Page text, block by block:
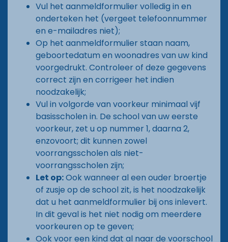
Vul het aanmeldformulier volledig in en
onderteken het (vergeet telefoonnummer
en e-mailadres niet);
Op het aanmeldformulier staan naam,
geboortedatum en woonadres van uw kind
voorgedrukt. Controleer of deze gegevens
correct zijn en corrigeer het indien
noodzakelijk;
Vul in volgorde van voorkeur minimaal vijf
basisscholen in. De school van uw eerste
voorkeur, zet u op nummer 1, daarna 2,
enzovoort; dit kunnen zowel
voorrangsscholen als niet-
voorrangsscholen zijn;
Let op:Ook wanneer al een ouder broertje
of zusje op de school zit, is het noodzakelijk
dat u het aanmeldformulier bij ons inlevert.
In dit geval is het niet nodig om meerdere
voorkeuren op te geven;
Ook voor een kind dat al naar de voorschool